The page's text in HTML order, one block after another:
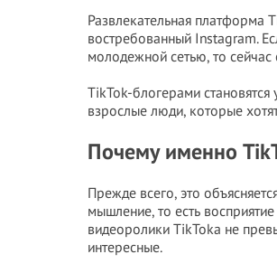
Развлекательная платформа
востребованный Instagram.
молодежной сетью, то сейчас
TikTok-блогерами
взрослые люди, которые
Почему именно
Прежде всего, это
мышление, то есть
видеоролики TikTokа не
интересные.